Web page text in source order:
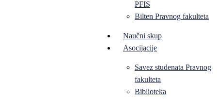
PFIS
Bilten Pravnog fakulteta
Naučni skup
Asocijacije
Savez studenata Pravnog
fakulteta
Biblioteka